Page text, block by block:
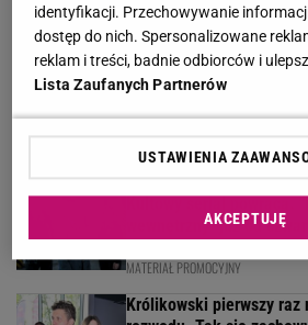
Tusk wcale nie mieszka
jest w środku
Kierowca przerwał
Kultowy serial powraca.
wewnętrzny" już od
MATERIAŁ PROMOCYJNY
Królikowski pierwszy raz
identyfikacji. Przechowywanie
dostęp do nich. Spersonalizowane
reklam i treści, badnie odbiorców i
Lista Zaufanych Partnerów
USTAWIENIA
AKCEPTUJĘ